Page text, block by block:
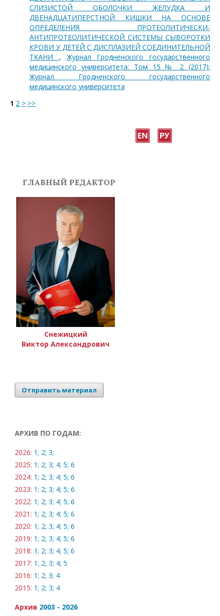
СЛИЗИСТОЙ ОБОЛОЧКИ ЖЕЛУДКА И
ДВЕНАДЦАТИПЕРСТНОЙ КИШКИ НА ОСНОВЕ
ОПРЕДЕЛЕНИЯ ПРОТЕОЛИТИЧЕСКИ-
АНТИПРОТЕОЛИТИЧЕСКОЙ СИСТЕМЫ СЫВОРОТКИ
КРОВИ У ДЕТЕЙ С ДИСПЛАЗИЕЙ СОЕДИНИТЕЛЬНОЙ
ТКАНИ , Журнал Гродненского государственного
медицинского университета: Том 15 № 2 (2017):
Журнал Гродненского государственного
медицинского университета
1 2 > >>
ГЛАВНЫЙ РЕДАКТОР
Снежицкий
Виктор Александрович
Отправить материал
АРХИВ ПО ГОДАМ:
2026: 1; 2; 3;
2025: 1; 2; 3; 4; 5; 6
2024: 1; 2; 3; 4; 5; 6
2023: 1; 2; 3; 4; 5; 6
2022: 1; 2; 3; 4; 5; 6
2021: 1; 2; 3; 4; 5; 6
2020: 1; 2; 3; 4; 5; 6
2019: 1; 2; 3; 4; 5; 6
2018: 1; 2; 3; 4; 5; 6
2017: 1; 2; 3; 4; 5
2016: 1; 2; 3; 4
2015: 1; 2; 3; 4
Архив 2003 - 2026